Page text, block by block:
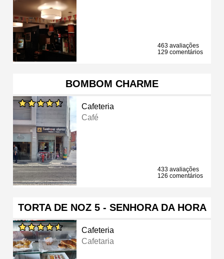
463 avaliações
129 comentários
BOMBOM CHARME
Cafeteria
Café
433 avaliações
126 comentários
TORTA DE NOZ 5 - SENHORA DA HORA
Cafeteria
Cafetaria